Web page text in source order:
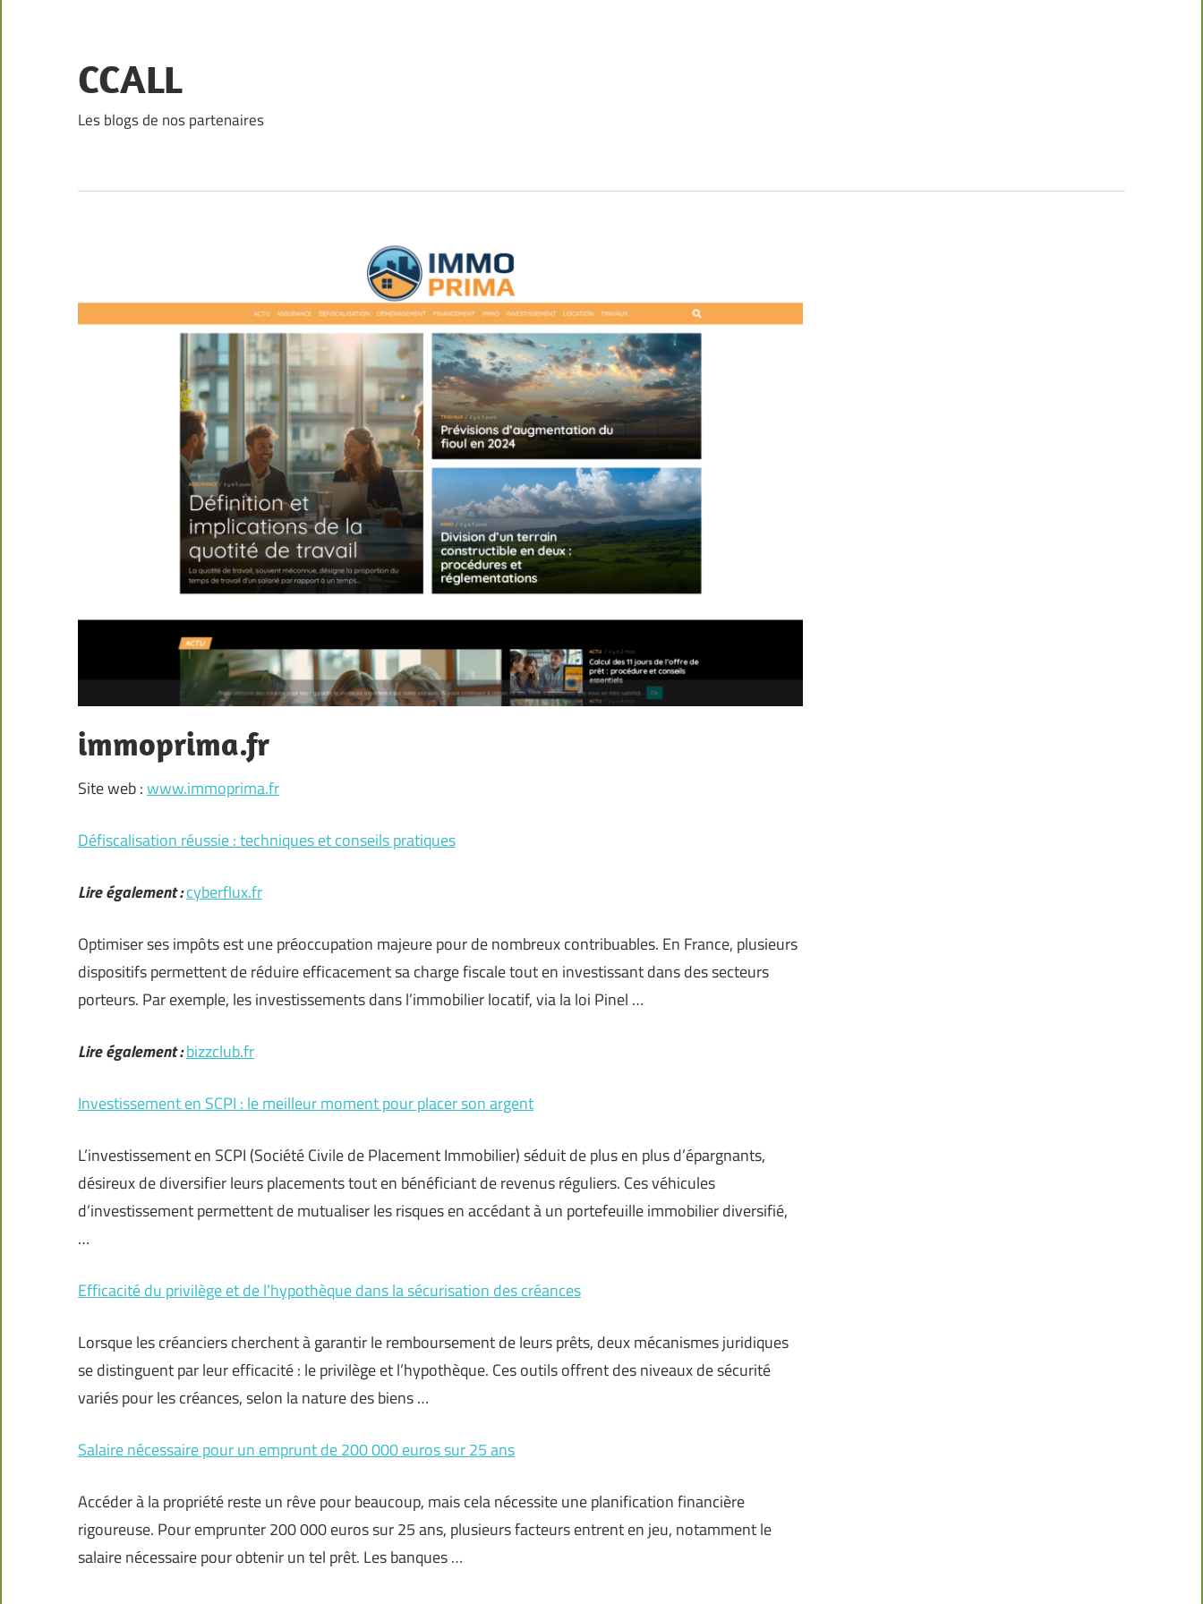
content
CCALL
Les blogs de nos partenaires
immoprima.fr
Site web :www.immoprima.fr
Défiscalisation réussie : techniques et conseils pratiques
Lire également :cyberflux.fr
Optimiser ses impôts est une préoccupation majeure pour de nombreux contribuables. En France, plusieurs
dispositifs permettent de réduire efficacement sa charge fiscale tout en investissant dans des secteurs
porteurs. Par exemple, les investissements dans l’immobilier locatif, via la loi Pinel …
Lire également :bizzclub.fr
Investissement en SCPI : le meilleur moment pour placer son argent
L’investissement en SCPI (Société Civile de Placement Immobilier) séduit de plus en plus d’épargnants,
désireux de diversifier leurs placements tout en bénéficiant de revenus réguliers. Ces véhicules
d’investissement permettent de mutualiser les risques en accédant à un portefeuille immobilier diversifié,
…
Efficacité du privilège et de l’hypothèque dans la sécurisation des créances
Lorsque les créanciers cherchent à garantir le remboursement de leurs prêts, deux mécanismes juridiques
se distinguent par leur efficacité : le privilège et l’hypothèque. Ces outils offrent des niveaux de sécurité
variés pour les créances, selon la nature des biens …
Salaire nécessaire pour un emprunt de 200 000 euros sur 25 ans
Accéder à la propriété reste un rêve pour beaucoup, mais cela nécessite une planification financière
rigoureuse. Pour emprunter 200 000 euros sur 25 ans, plusieurs facteurs entrent en jeu, notamment le
salaire nécessaire pour obtenir un tel prêt. Les banques …